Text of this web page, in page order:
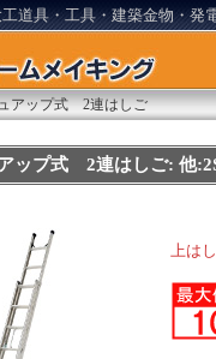
道具・工具・建築金物・発
アップ式 2連はしご
ップ式 2連はしご: 他
上は